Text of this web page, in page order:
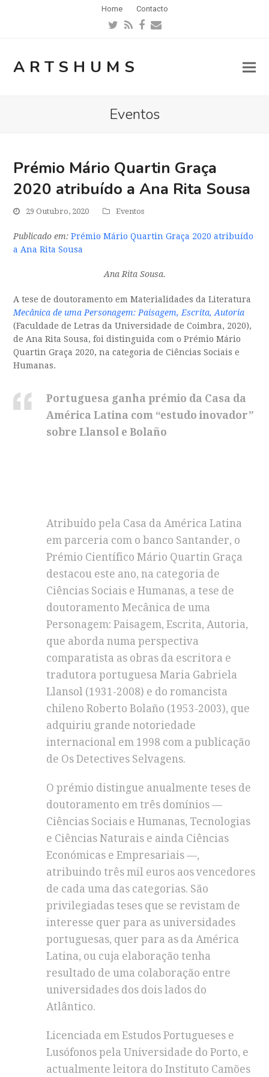
Home Contacto
Twitter
RSSFacebook
Email
ARTSHUMS
Eventos
Prémio Mário Quartin Graça
2020 atribuído a Ana Rita Sousa
29 Outubro, 2020 Eventos
Publicado em: Prémio Mário Quartin Graça 2020 atribuído
a Ana Rita Sousa
Ana Rita Sousa.
A tese de doutoramento em Materialidades da Literatura
Mecânica de uma Personagem: Paisagem, Escrita, Autoria
(Faculdade de Letras da Universidade de Coimbra, 2020),
de Ana Rita Sousa, foi distinguida com o Prémio Mário
Quartin Graça 2020, na categoria de Ciências Sociais e
Humanas.
Portuguesa ganha prémio da Casa da
América Latina com “estudo inovador”
sobre Llansol e Bolaño
Atribuído pela Casa da América Latina
em parceria com o banco Santander, o
Prémio Científico Mário Quartin Graça
destacou este ano, na categoria de
Ciências Sociais e Humanas, a tese de
doutoramento Mecânica de uma
Personagem: Paisagem, Escrita, Autoria,
que aborda numa perspectiva
comparatista as obras da escritora e
tradutora portuguesa Maria Gabriela
Llansol (1931-2008) e do romancista
chileno Roberto Bolaño (1953-2003), que
adquiriu grande notoriedade
internacional em 1998 com a publicação
de Os Detectives Selvagens.
O prémio distingue anualmente teses de
doutoramento em três domínios —
Ciências Sociais e Humanas, Tecnologias
e Ciências Naturais e ainda Ciências
Económicas e Empresariais —,
atribuindo três mil euros aos vencedores
de cada uma das categorias. São
privilegiadas teses que se revistam de
interesse quer para as universidades
portuguesas, quer para as da América
Latina, ou cuja elaboração tenha
resultado de uma colaboração entre
universidades dos dois lados do
Atlântico.
Licenciada em Estudos Portugueses e
Lusófonos pela Universidade do Porto, e
actualmente leitora do Instituto Camões